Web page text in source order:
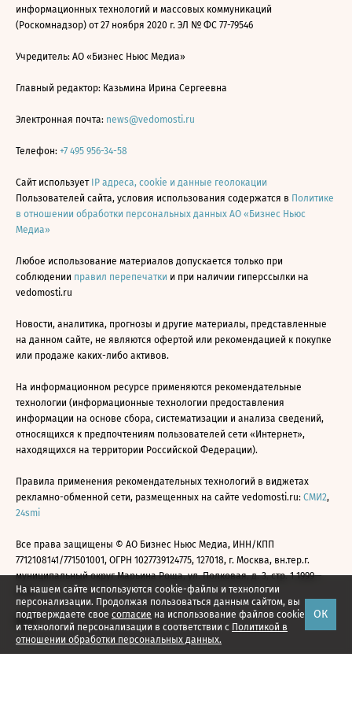
На нашем сайте используются cookie-файлы и технологии
персонализации. Продолжая пользоваться данным сайтом, вы
подтверждаете свое согласие на использование файлов cookie
и технологий персонализации в соответствии с Политикой в
отношении обработки персональных данных.
ОК
информационных технологий и массовых коммуникаций
(Роскомнадзор) от 27 ноября 2020 г. ЭЛ № ФС 77-79546
Учредитель: АО «Бизнес Ньюс Медиа»
Главный редактор: Казьмина Ирина Сергеевна
Электронная почта: news@vedomosti.ru
Телефон: +7 495 956-34-58
Сайт использует IP адреса, cookie и данные геолокации
Пользователей сайта, условия использования содержатся в Политике
в отношении обработки персональных данных АО «Бизнес Ньюс
Медиа»
Любое использование материалов допускается только при
соблюдении правил перепечатки и при наличии гиперссылки на
vedomosti.ru
Новости, аналитика, прогнозы и другие материалы, представленные
на данном сайте, не являются офертой или рекомендацией к покупке
или продаже каких-либо активов.
На информационном ресурсе применяются рекомендательные
технологии (информационные технологии предоставления
информации на основе сбора, систематизации и анализа сведений,
относящихся к предпочтениям пользователей сети «Интернет»,
находящихся на территории Российской Федерации).
Правила применения рекомендательных технологий в виджетах
рекламно-обменной сети, размещенных на сайте vedomosti.ru: СМИ2,
24smi
Все права защищены © АО Бизнес Ньюс Медиа, ИНН/КПП
7712108141/771501001, ОГРН 1027739124775, 127018, г. Москва, вн.тер.г.
муниципальный округ Марьина Роща, ул. Полковая, д. 3, стр. 1 1999—
2026